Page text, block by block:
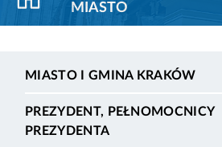
MIASTO
MIASTO I GMINA KRAKÓW
PREZYDENT, PEŁNOMOCNICY
PREZYDENTA